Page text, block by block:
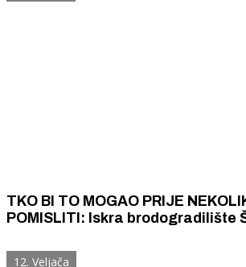
TKO BI TO MOGAO PRIJE
POMISLITI: Iskra brodogradilište
preuzimanje riječkog 3. maja
12. Veljača